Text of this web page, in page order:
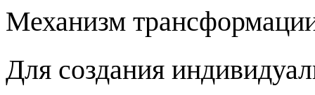
Механизм
Для создания